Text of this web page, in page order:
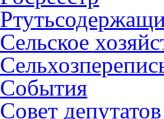
Сельское
События
Совет депутатов